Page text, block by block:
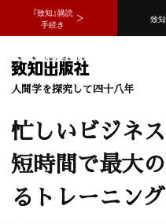
『致知』購読
手続き
致
人間学を探究して四十八年
忙しいビジネ
短時間で最大
るトレーニン